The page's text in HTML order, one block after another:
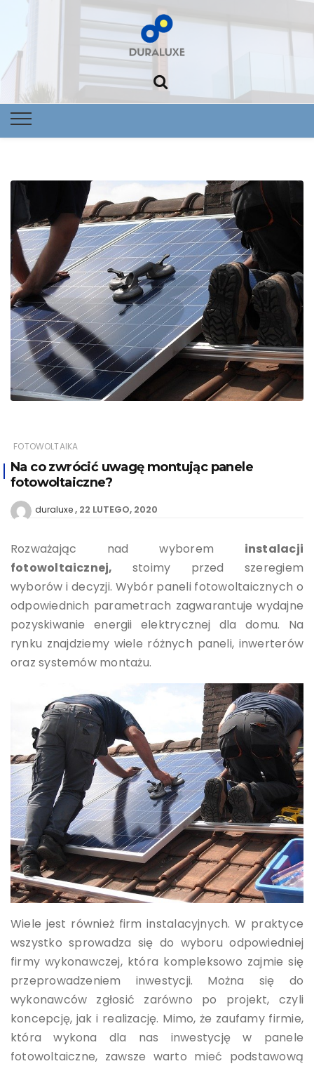
FOTOWOLTAIKA
Na co zwrócić uwagę montując panele
fotowoltaiczne?
duraluxe 22 LUTEGO, 2020
Rozważając nad wyborem instalacji
fotowoltaicznej, stoimy przed szeregiem
wyborów i decyzji. Wybór paneli fotowoltaicznych o
odpowiednich parametrach zagwarantuje wydajne
pozyskiwanie energii elektrycznej dla domu. Na
rynku znajdziemy wiele różnych paneli, inwerterów
oraz systemów montażu.
Wiele jest również firm instalacyjnych. W praktyce
wszystko sprowadza się do wyboru odpowiedniej
firmy wykonawczej, która kompleksowo zajmie się
przeprowadzeniem inwestycji. Można się do
wykonawców zgłosić zarówno po projekt, czyli
koncepcję, jak i realizację. Mimo, że zaufamy firmie,
która wykona dla nas inwestycję w panele
fotowoltaiczne, zawsze warto mieć podstawową